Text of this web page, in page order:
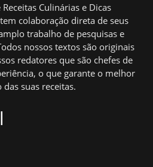
Culinárias e Dicas
colaboração direta de seus
trabalho de pesquisas e
nossos textos são originais
redatores que são chefes de
o que garante o melhor
das suas receitas.